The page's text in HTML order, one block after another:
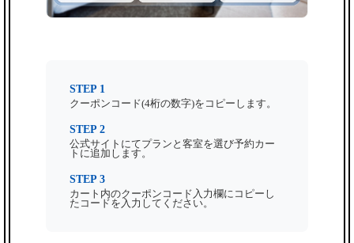
STEP 1
クーポンコード(4桁の数字)をコピーします。
STEP 2
公式サイトにてプランと客室を選び予約カー
トに追加します。
STEP 3
カート内のクーポンコード入力欄にコピーし
たコードを入力してください。